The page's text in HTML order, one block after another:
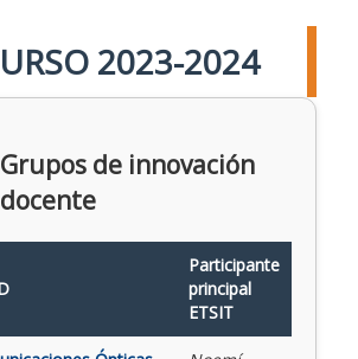
2023-2024
Grupos de innovación
docente
Participante
principal
ETSIT